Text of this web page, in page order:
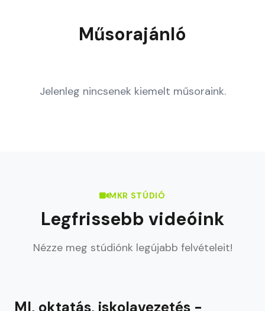
Műsorajánló
Jelenleg nincsenek kiemelt műsoraink.
MKR STÚDIÓ
Legfrissebb videóink
Nézze meg stúdiónk legújabb felvételeit!
MI, oktatás, iskolavezetés -